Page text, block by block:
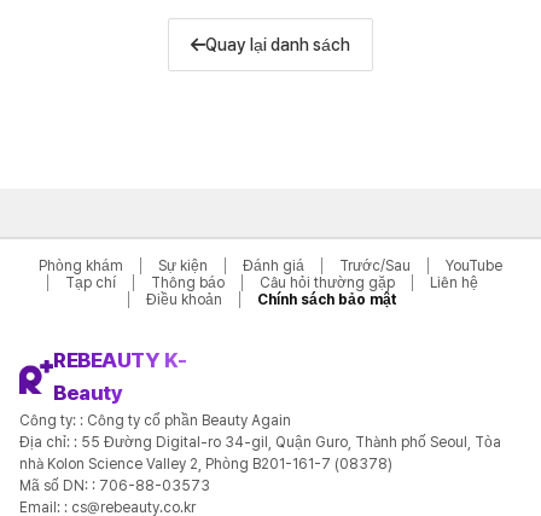
Quay lại danh sách
Phòng khám Sự kiện Đánh giá Trước/Sau
YouTube
Tạp chí
Thông báo Câu hỏi thường gặp
Liên hệ
Điều khoản
Chính sách bảo mật
REBEAUTY K-
Beauty
Công ty: : Công ty cổ phần Beauty Again
Địa chỉ: : 55 Đường Digital-ro 34-gil, Quận Guro, Thành phố Seoul, Tòa
nhà Kolon Science Valley 2, Phòng B201-161-7 (08378)
Mã số DN: : 706-88-03573
Email: : cs@rebeauty.co.kr